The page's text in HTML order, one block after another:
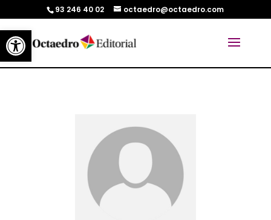
Abrir barra de herramientas
93 246 40 02 octaedro@octaedro.com